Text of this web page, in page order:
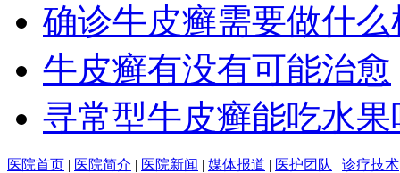
确诊牛皮癣需要做什
牛皮癣有没有可能治愈
寻常型牛皮癣能吃水果
医院首页 | 医院简介 | 医院新闻 | 媒体报道 | 医护团队 | 诊疗技术